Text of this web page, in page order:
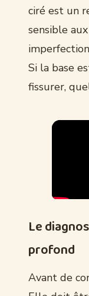
ciré est un
sensible
Si la base
fissurer,
Le
profond
Avant de